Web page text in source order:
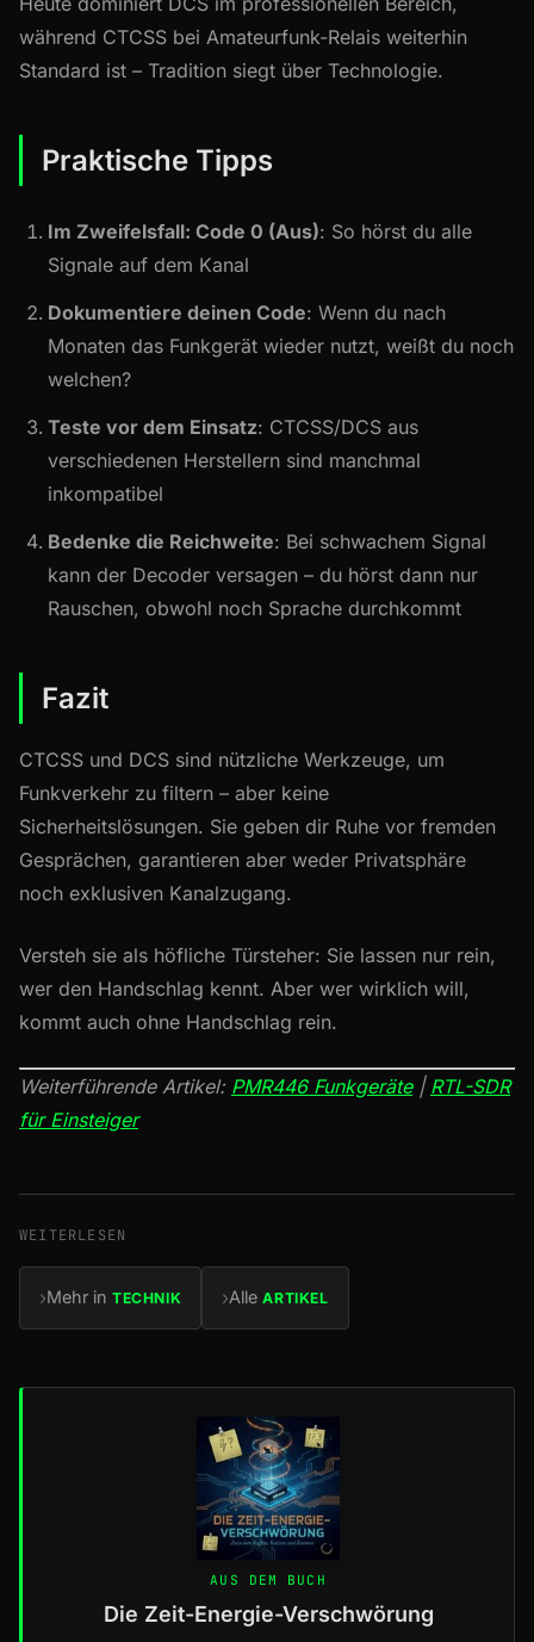
während CTCSS bei Amateurfunk-Relais weiterhin
Standard ist – Tradition siegt über Technologie.
Praktische Tipps
Im Zweifelsfall: Code 0 (Aus): So hörst du alle
Signale auf dem Kanal
Dokumentiere deinen Code: Wenn du nach
Monaten das Funkgerät wieder nutzt, weißt du noch
welchen?
Teste vor dem Einsatz: CTCSS/DCS aus
verschiedenen Herstellern sind manchmal
inkompatibel
Bedenke die Reichweite: Bei schwachem Signal
kann der Decoder versagen – du hörst dann nur
Rauschen, obwohl noch Sprache durchkommt
Fazit
CTCSS und DCS sind nützliche Werkzeuge, um
Funkverkehr zu filtern – aber keine
Sicherheitslösungen. Sie geben dir Ruhe vor fremden
Gesprächen, garantieren aber weder Privatsphäre
noch exklusiven Kanalzugang.
Versteh sie als höfliche Türsteher: Sie lassen nur rein,
wer den Handschlag kennt. Aber wer wirklich will,
kommt auch ohne Handschlag rein.
Weiterführende Artikel: PMR446 Funkgeräte| RTL-SDR
für Einsteiger
WEITERLESEN
›Mehr in TECHNIK ›AlleARTIKEL
AUS DEM BUCH
Die Zeit-Energie-Verschwörung